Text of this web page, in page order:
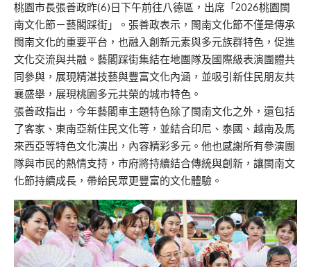
桃園市長張善政昨(6)日下午前往八德區，出席「2026桃園閩
南文化節－藝閣踩街」。張善政表示，閩南文化節不僅是傳承
閩南文化的重要平台，也融入創新元素與多元族群特色，促進
文化交流與共融。藝閣踩街集結在地團隊及國際級表演團體共
同參與，展現精湛技藝與豐富文化內涵，並吸引新住民朋友共
襄盛舉，展現桃園多元共榮的城市特色。
張善政指出，今年藝閣車主題特色除了閩南文化之外，還包括
了客家、東南亞新住民文化等，並結合印尼、泰國、越南及馬
來西亞等特色文化演出，內容精彩多元。他也感謝所有參演團
隊與市民的熱情支持，市府將持續結合傳統與創新，讓閩南文
化節持續成長，帶給民眾更豐富的文化體驗。